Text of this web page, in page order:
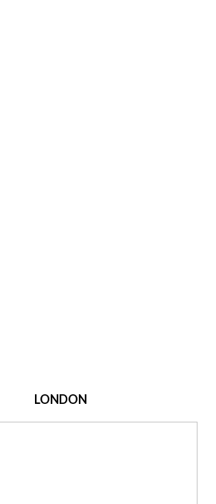
LONDON